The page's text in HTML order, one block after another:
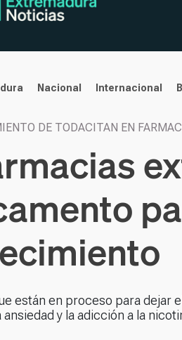
Nacional Internacional
DE TODACITAN EN
están en proceso para dejar
y la adicción a la